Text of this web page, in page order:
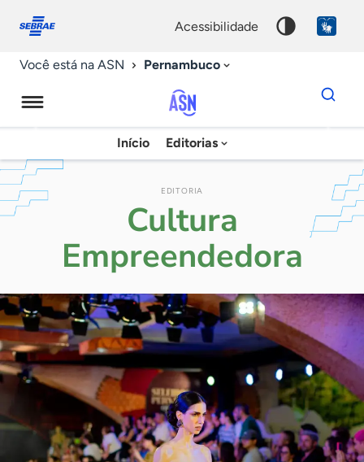
conosco
acessibilidade
Você está na ASN Pernambuco
Agência
Sebrae
de
Notícias
Início Editorias
Dados
para
chave
EDITORIA
Cultura
Empreendedora